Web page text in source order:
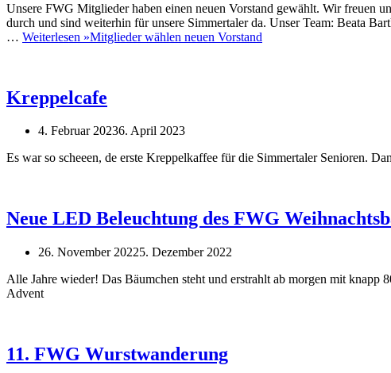
Unsere FWG Mitglieder haben einen neuen Vorstand gewählt. Wir freuen
durch und sind weiterhin für unsere Simmertaler da. Unser Team: Beata
… Weiterlesen »Mitglieder wählen neuen Vorstand
Kreppelcafe
4. Februar 20236. April 2023
Es war so scheeen, de erste Kreppelkaffee für die Simmertaler Senioren.
Neue LED Beleuchtung des FWG
26. November 20225. Dezember 2022
Alle Jahre wieder! Das Bäumchen steht und erstrahlt ab morgen mit knapp
Advent
11. FWG Wurstwanderung